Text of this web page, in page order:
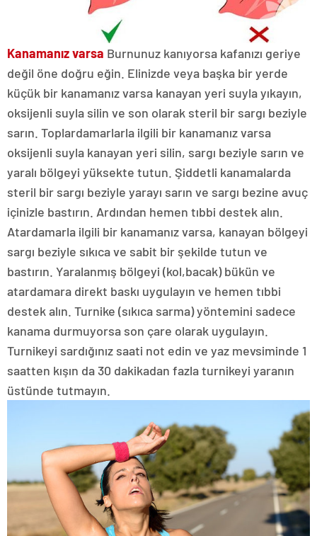
Kanamanız varsa Burnunuz kanıyorsa kafanızı geriye
değil öne doğru eğin. Elinizde veya başka bir yerde
küçük bir kanamanız varsa kanayan yeri suyla yıkayın,
oksijenli suyla silin ve son olarak steril bir sargı beziyle
sarın. Toplardamarlarla ilgili bir kanamanız varsa
oksijenli suyla kanayan yeri silin, sargı beziyle sarın ve
yaralı bölgeyi yüksekte tutun. Şiddetli kanamalarda
steril bir sargı beziyle yarayı sarın ve sargı bezine avuç
içinizle bastırın. Ardından hemen tıbbi destek alın.
Atardamarla ilgili bir kanamanız varsa, kanayan bölgeyi
sargı beziyle sıkıca ve sabit bir şekilde tutun ve
bastırın. Yaralanmış bölgeyi (kol,bacak) bükün ve
atardamara direkt baskı uygulayın ve hemen tıbbi
destek alın. Turnike (sıkıca sarma) yöntemini sadece
kanama durmuyorsa son çare olarak uygulayın.
Turnikeyi sardığınız saati not edin ve yaz mevsiminde 1
saatten kışın da 30 dakikadan fazla turnikeyi yaranın
üstünde tutmayın.